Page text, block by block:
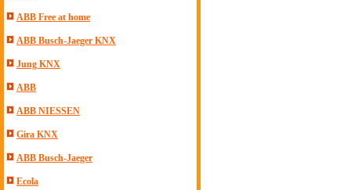
ABB Free at home
ABB Busch-Jaeger KNX
Jung KNX
ABB
ABB NIESSEN
Gira KNX
ABB Busch-Jaeger
Ecola